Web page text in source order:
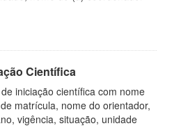
Científica
iniciação científica com nome
matrícula, nome do orientador,
vigência, situação, unidade